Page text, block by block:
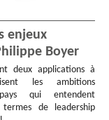
enjeux
Boyer
deux applications à
les ambitions
qui entendent
de leadership